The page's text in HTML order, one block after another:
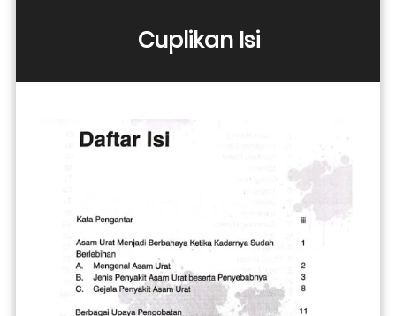
Cuplikan Isi